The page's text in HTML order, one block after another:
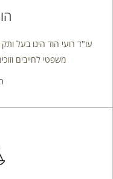
עו"ד רועי הוד הינו בעל
משפטי לחייבים